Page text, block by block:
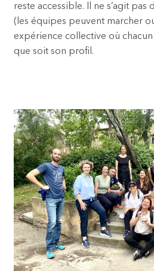
reste accessible. Il ne s’agit pas
(les équipes peuvent marcher
expérience collective où
que soit son profil.